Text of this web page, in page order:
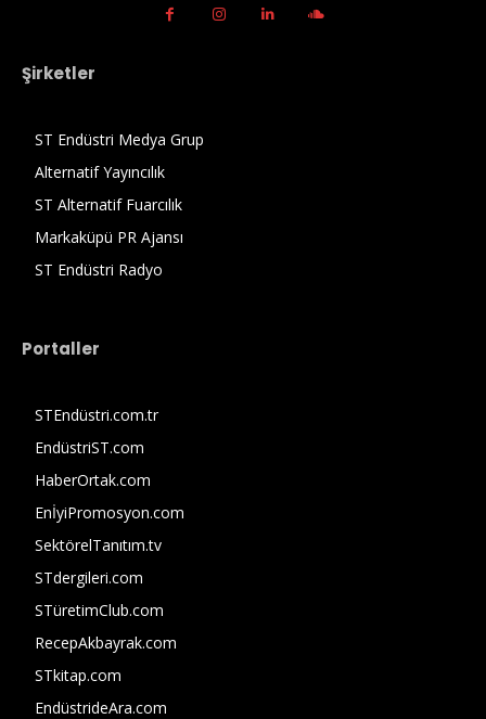
Şirketler
ST Endüstri Medya Grup
Alternatif Yayıncılık
ST Alternatif Fuarcılık
Markaküpü PR Ajansı
ST Endüstri Radyo
Portaller
STEndüstri.com.tr
EndüstriST.com
HaberOrtak.com
EnİyiPromosyon.com
SektörelTanıtım.tv
STdergileri.com
STüretimClub.com
RecepAkbayrak.com
STkitap.com
EndüstrideAra.com